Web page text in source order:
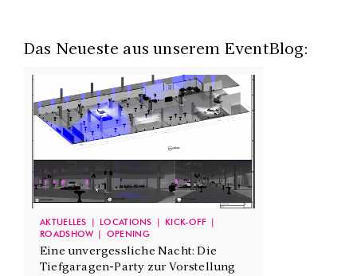
Das Neueste aus unserem EventBlog:
AKTUELLES LOCATIONS
KICK-OFF
ROADSHOW
OPENING
Eine unvergessliche Nacht: Die
Tiefgaragen-Party zur Vorstellung